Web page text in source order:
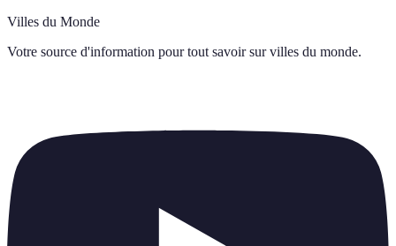
Villes du Monde
Votre source d'information pour tout savoir sur villes du monde.